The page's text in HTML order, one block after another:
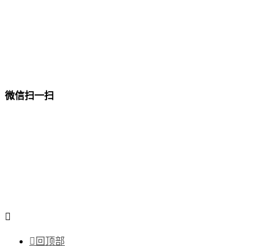
微信扫一扫

 回顶部